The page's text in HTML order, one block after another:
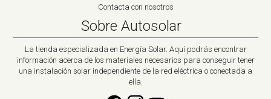
Contacta con nosotros
Sobre Autosolar
La tienda especializada en Energía Solar. Aquí podrás encontrar
información acerca de los materiales necesarios para conseguir tener
una instalación solar independiente de la red eléctrica o conectada a
ella.